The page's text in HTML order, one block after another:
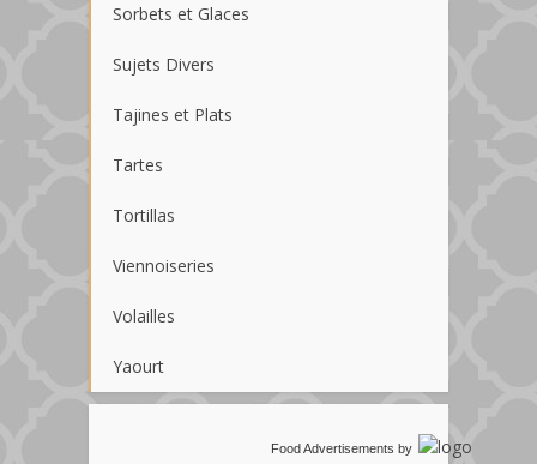
Sorbets et Glaces
Sujets Divers
Tajines et Plats
Tartes
Tortillas
Viennoiseries
Volailles
Yaourt
Food Advertisements by